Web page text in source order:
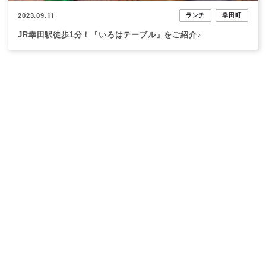
2023.09.11 ランチ 幸田町
JR幸田駅徒歩1分！『いろはテーブル』をご紹介♪